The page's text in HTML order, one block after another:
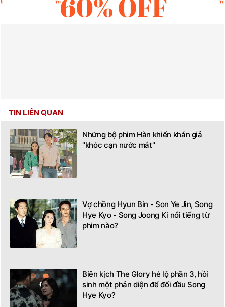
TIN LIÊN QUAN
Những bộ phim Hàn khiến khán giả
"khóc cạn nước mắt"
Vợ chồng Hyun Bin - Son Ye Jin, Song
Hye Kyo - Song Joong Ki nổi tiếng từ
phim nào?
Biên kịch The Glory hé lộ phần 3, hồi
sinh một phản diện để đối đầu Song
Hye Kyo?